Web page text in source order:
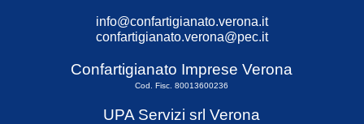
info@confartigianato.verona.it
confartigianato.verona@pec.it
Confartigianato Imprese Verona
Cod. Fisc. 80013600236
UPA Servizi srl Verona